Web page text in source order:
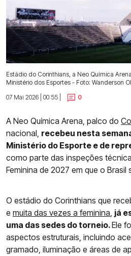
Estádio do Corinthians, a Neo Química
Ministério dos Esportes - Foto: Wanderson
07 Mai 2026 | 00:55 |
0
A Neo Química Arena, palco do
nacional, recebeu nesta
Ministério do Esporte e de
como parte das inspeções
Feminina de 2027 em que o Brasil
O estádio do Corinthians que
e muita das vezes a feminina já
uma das sedes do torneio.Ele
aspectos estruturais, incluindo
gramado, iluminação e áreas de